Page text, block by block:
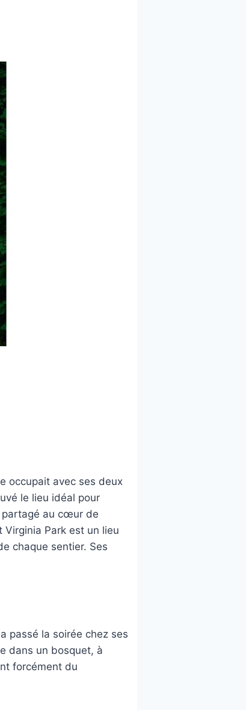
occupait avec ses deux
le lieu idéal pour
partagé au cœur de
Park est un lieu
chaque sentier. Ses
passé la soirée chez ses
dans un bosquet, à
forcément du